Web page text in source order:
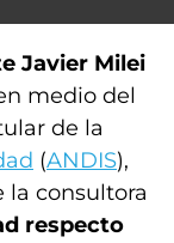
Javier Milei
medio del
de la
(ANDIS),
la consultora
respecto